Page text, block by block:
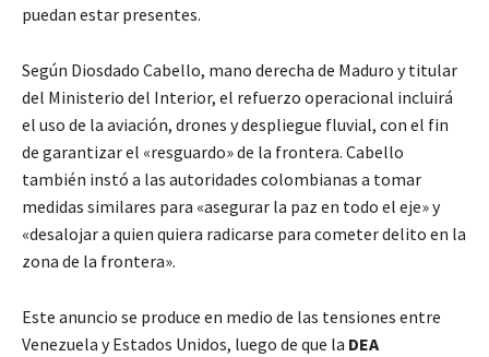
puedan estar presentes.
Según Diosdado Cabello, mano derecha de Maduro y titular
del Ministerio del Interior, el refuerzo operacional incluirá
el uso de la aviación, drones y despliegue fluvial, con el fin
de garantizar el «resguardo» de la frontera. Cabello
también instó a las autoridades colombianas a tomar
medidas similares para «asegurar la paz en todo el eje» y
«desalojar a quien quiera radicarse para cometer delito en la
zona de la frontera».
Este anuncio se produce en medio de las tensiones entre
Venezuela y Estados Unidos, luego de que la DEA